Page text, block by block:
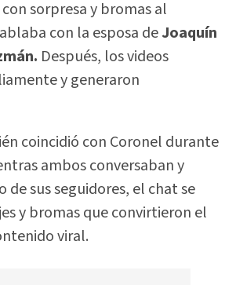
sorpresa y bromas al
con la esposa deJoaquín
Después, los videos
y generaron
coincidió con Coronel durante
ambos conversaban y
de sus seguidores, el chat se
y bromas que convirtieron el
viral.